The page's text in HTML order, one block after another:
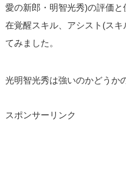
愛の新郎・明智光秀)の評価
在覚醒スキル、アシスト(ス
てみました。
光明智光秀は強いのかどうか
スポンサーリンク